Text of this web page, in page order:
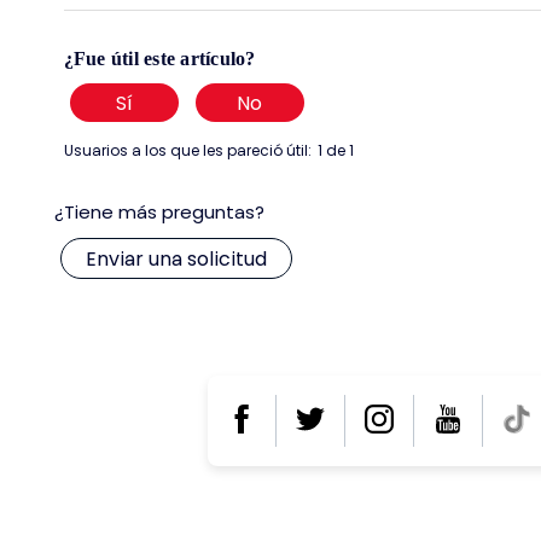
¿Fue útil este artículo?
Sí No
Usuarios a los que les pareció útil: 1 de 1
¿Tiene más preguntas?